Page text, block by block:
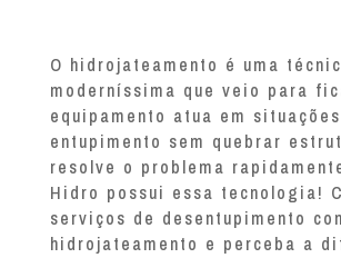
O hidrojateamento é uma
moderníssima que veio para
equipamento atua em
entupimento sem quebrar
resolve o problema
Hidro possui essa tecnologia!
serviços de desentupimento
hidrojateamento e perceba a